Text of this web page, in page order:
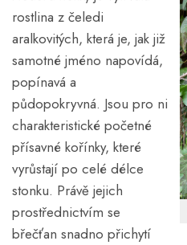
rostlina z čeledi
aralkovitých, která je, jak již
samotné jméno napovídá,
popínavá a
půdopokryvná. Jsou pro ni
charakteristické početné
přísavné kořínky, které
vyrůstají po celé délce
stonku. Právě jejich
prostřednictvím se
břečťan snadno přichytí